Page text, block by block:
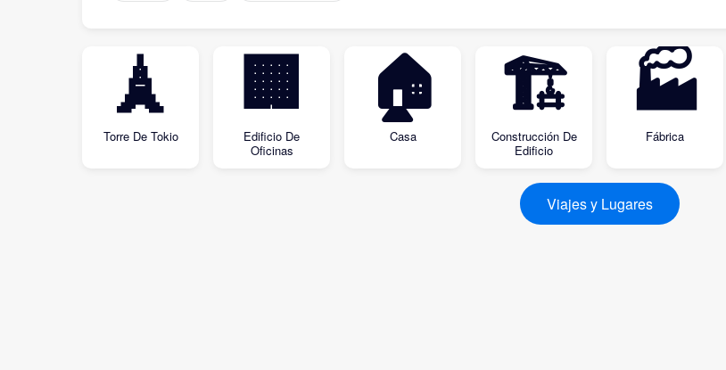
🗼
Torre De Tokio
🏢
Edificio De
Oficinas
🏠
Casa
🏗
Construcción De
Edificio
🏭
Fábrica
Viajes y Lugares